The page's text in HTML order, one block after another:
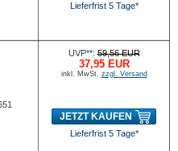
Lieferfrist 5 Tage*
UVP**:59,56 EUR
37,95 EUR
inkl. MwSt. zzgl. Versand
JETZT KAUFEN
Lieferfrist 5 Tage*